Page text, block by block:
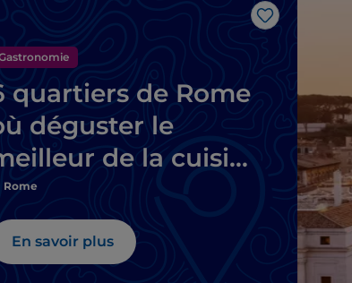
J’aime
quartiers de Rome
déguster le
de la cuisine
Rome
En savoir plus